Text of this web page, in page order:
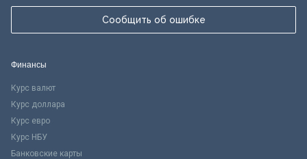
Сообщить об ошибке
Финансы
Курс валют
Курс доллара
Курс евро
Курс НБУ
Банковские карты